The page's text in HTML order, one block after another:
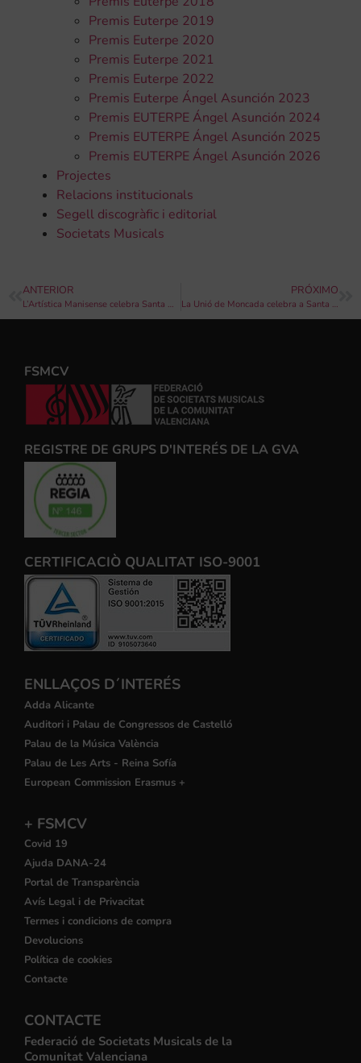
Premis Euterpe 2019
Premis Euterpe 2020
Premis Euterpe 2021
Premis Euterpe 2022
Premis Euterpe Ángel Asunción 2023
Premis EUTERPE Ángel Asunción 2024
Premis EUTERPE Ángel Asunción 2025
Premis EUTERPE Ángel Asunción 2026
Projectes
Relacions institucionals
Segell discogràfic i editorial
Societats Musicals
ANTERIOR
L’Artística Manisense celebra Santa Cecília 2017
PRÓXIMO
La Unió de Moncada celebra a Santa Cecília
FSMCV
REGISTRE DE GRUPS D'INTERÉS DE LA GVA
CERTIFICACIÒ QUALITAT ISO-9001
ENLLAÇOS D´INTERÉS
Adda Alicante
Auditori i Palau de Congressos de Castelló
Palau de la Música València
Palau de Les Arts - Reina Sofía
European Commission Erasmus +
+ FSMCV
Covid 19
Ajuda DANA-24
Portal de Transparència
Avís Legal i de Privacitat
Termes i condicions de compra
Devolucions
Política de cookies
Contacte
CONTACTE
Federació de Societats Musicals de la
Comunitat Valenciana